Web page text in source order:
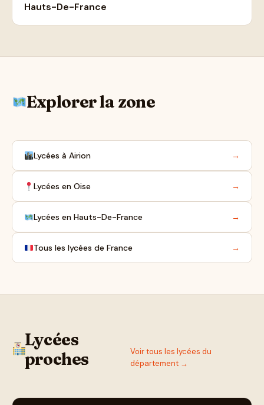
Hauts-De-France
Explorer la zone
Lycées à Airion →
Lycées en Oise →
Lycées en Hauts-De-France →
Tous les lycées de France →
Lycées
proches
Voir tous les lycées du
département →